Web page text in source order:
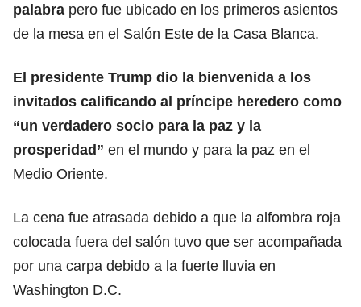
palabra pero fue ubicado en los primeros asientos
de la mesa en el Salón Este de la Casa Blanca.
El presidente Trump dio la bienvenida a los
invitados calificando al príncipe heredero como
“un verdadero socio para la paz y la
prosperidad” en el mundo y para la paz en el
Medio Oriente.
La cena fue atrasada debido a que la alfombra roja
colocada fuera del salón tuvo que ser acompañada
por una carpa debido a la fuerte lluvia en
Washington D.C.